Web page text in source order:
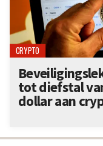
CRYPTO
tot diefstal
dollar aan